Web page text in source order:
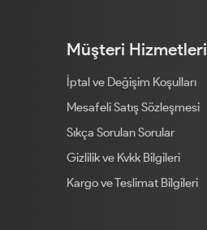
Müşteri Hizmetleri
İptal ve Değişim Koşulları
Mesafeli Satış Sözleşmesi
Sıkça Sorulan Sorular
Gizlilik ve Kvkk Bilgileri
Kargo ve Teslimat Bilgileri